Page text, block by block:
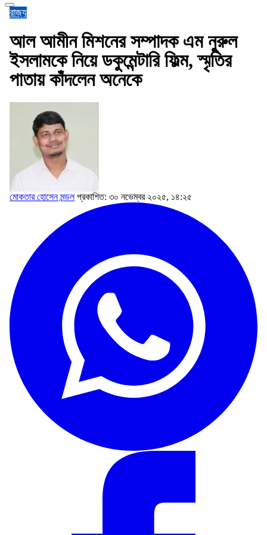
রাজ্য
আল আমীন মিশনের সম্পাদক এম নুরুল
ইসলামকে নিয়ে ডকুমেন্টারি ফিল্ম, স্মৃতির
পাতায় কাঁদলেন অনেকে
মোকতার হোসেন মন্ডল প্রকাশিত: ৩০ নভেম্বর ২০২৫, ১৪:২৫